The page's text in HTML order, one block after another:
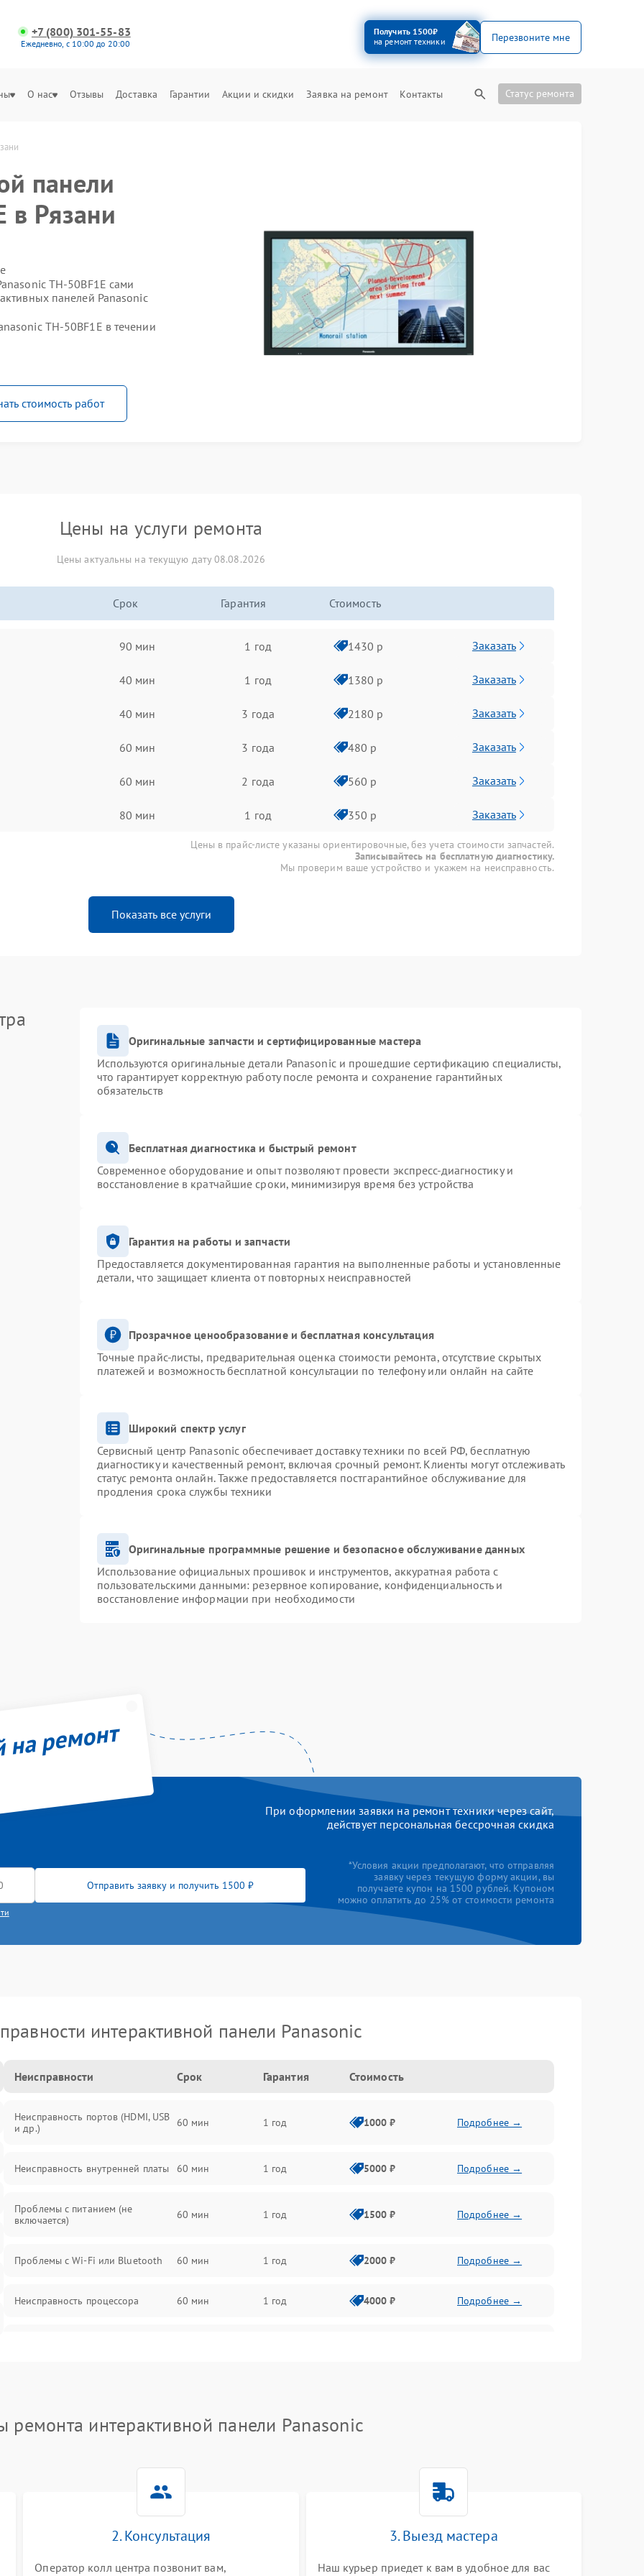
+7 (800) 301-55-83
Ежедневно, с 10:00 до 20:00
Получить 1500₽
на ремонт техники
Перезвоните мне
О нас Отзывы Доставка Гарантии Акции и скидки Заявка на ремонт Контакты Статус ремонта
панели
в Рязани
TH-50BF1E сами
панелей Panasonic
TH-50BF1E в течении
стоимость работ
Цены на услуги ремонта
Цены актуальны на текущую дату 08.08.2026
Срок Гарантия Стоимость
90 мин 1 год 1430 р Заказать
40 мин 1 год 1380 р Заказать
40 мин 3 года 2180 р Заказать
60 мин 3 года 480 р Заказать
60 мин 2 года 560 р Заказать
80 мин 1 год 350 р Заказать
Цены в прайс-листе указаны ориентировочные, без учета стоимости запчастей.
Записывайтесь на бесплатную диагностику.
Мы проверим ваше устройство и укажем на неисправность.
Показать все услуги
Оригинальные запчасти и сертифицированные мастера
Используются оригинальные детали Panasonic и прошедшие сертификацию специалисты,
что гарантирует корректную работу после ремонта и сохранение гарантийных
обязательств
Бесплатная диагностика и быстрый ремонт
Современное оборудование и опыт позволяют провести экспресс-диагностику и
восстановление в кратчайшие сроки, минимизируя время без устройства
Гарантия на работы и запчасти
Предоставляется документированная гарантия на выполненные работы и установленные
детали, что защищает клиента от повторных неисправностей
Прозрачное ценообразование и бесплатная консультация
Точные прайс-листы, предварительная оценка стоимости ремонта, отсутствие скрытых
платежей и возможность бесплатной консультации по телефону или онлайн на сайте
Широкий спектр услуг
Сервисный центр Panasonic обеспечивает доставку техники по всей РФ, бесплатную
диагностику и качественный ремонт, включая срочный ремонт. Клиенты могут отслеживать
статус ремонта онлайн. Также предоставляется постгарантийное обслуживание для
продления срока службы техники
Оригинальные программные решение и безопасное обслуживание данных
Использование официальных прошивок и инструментов, аккуратная работа с
пользовательскими данными: резервное копирование, конфиденциальность и
восстановление информации при необходимости
ремонт
При оформлении заявки на ремонт техники через сайт,
действует персональная бессрочная скидка
Отправить заявку и получить 1500 ₽
*Условия акции предполагают, что отправляя
заявку через текущую форму акции, вы
получаете купон на 1500 рублей. Купоном
можно оплатить до 25% от стоимости ремонта
интерактивной панели Panasonic
Неисправности Срок Гарантия Стоимость
Неисправность портов (HDMI, USB
и др.)
60 мин 1 год 1000 ₽ Подробнее →
Неисправность внутренней платы 60 мин 1 год 5000 ₽ Подробнее →
Проблемы с питанием (не
включается)
60 мин 1 год 1500 ₽ Подробнее →
Проблемы с Wi-Fi или Bluetooth 60 мин 1 год 2000 ₽ Подробнее →
Неисправность процессора 60 мин 1 год 4000 ₽ Подробнее →
Перегрев устройства 60 мин 1 год
ремонта интерактивной панели Panasonic
2. Консультация
Оператор колл центра позвонит вам,
3. Выезд мастера
Наш курьер приедет к вам в удобное для вас